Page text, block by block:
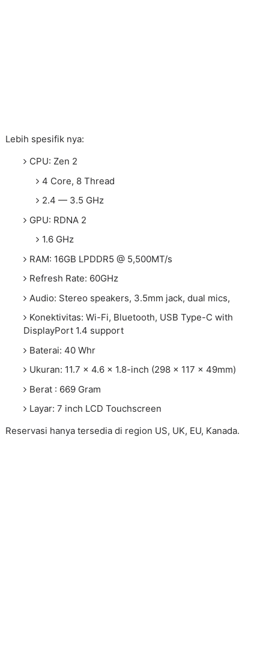
Lebih spesifik nya:
CPU: Zen 2
4 Core, 8 Thread
2.4 — 3.5 GHz
GPU: RDNA 2
1.6 GHz
RAM: 16GB LPDDR5 @ 5,500MT/s
Refresh Rate: 60GHz
Audio: Stereo speakers, 3.5mm jack, dual mics,
Konektivitas: Wi-Fi, Bluetooth, USB Type-C with
DisplayPort 1.4 support
Baterai: 40 Whr
Ukuran: 11.7 x 4.6 x 1.8-inch (298 x 117 x 49mm)
Berat : 669 Gram
Layar: 7 inch LCD Touchscreen
Reservasi hanya tersedia di region US, UK, EU, Kanada.